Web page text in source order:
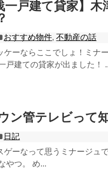
一戸建て貸家】木
おすすめ物件,不動産の話
ケーならここでしょ！ミナ
戸建ての貸家が出ました！
ン管テレビって
日記
ゲーなって思うミナージュ
やつ。 め...